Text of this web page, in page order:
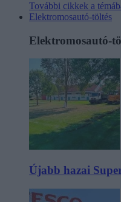
További cikkek a
Elektromosautó-töltés
Elektromosautó-
Újabb hazai